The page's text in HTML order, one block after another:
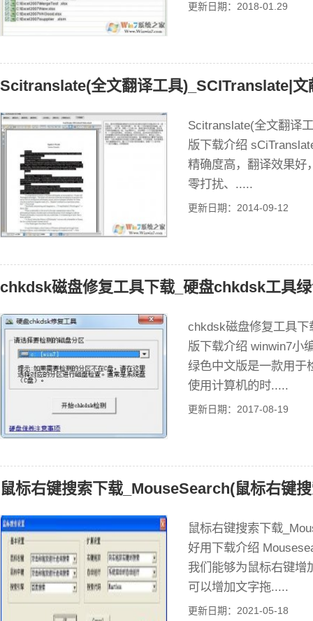
更新日期：2018-01.29
Scitranslate(全文翻译工具)_SCITranslate|文
Scitranslate(全文翻译
版下载介绍
精确度高，翻译效果好
零打扰、.....
更新日期：2014-09-12
chkdsk磁盘修复工具下载_硬盘chkdsk工具
chkdsk磁盘修复工具
版下载介绍 winwin7小
绿色中文版是一款用于
使用计算机的时.....
更新日期：2017-08-19
鼠标右键搜索下载_MouseSearch(鼠标右键
鼠标右键搜索下载
好用下载介绍
我们能够为鼠标右键增
可以增加文字拖.....
更新日期：2021-05-18